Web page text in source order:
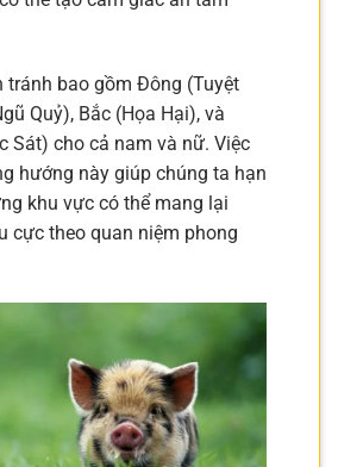
tránh bao gồm Đông (Tuyệt
Quỷ), Bắc (Họa Hại), và
Sát) cho cả nam và nữ. Việc
hướng này giúp chúng ta hạn
khu vực có thể mang lại
cực theo quan niệm phong